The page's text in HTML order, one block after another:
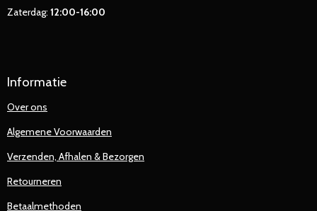
Zaterdag: 12:00-16:00
Informatie
Over ons
Algemene Voorwaarden
Verzenden, Afhalen & Bezorgen
Retourneren
Betaalmethoden